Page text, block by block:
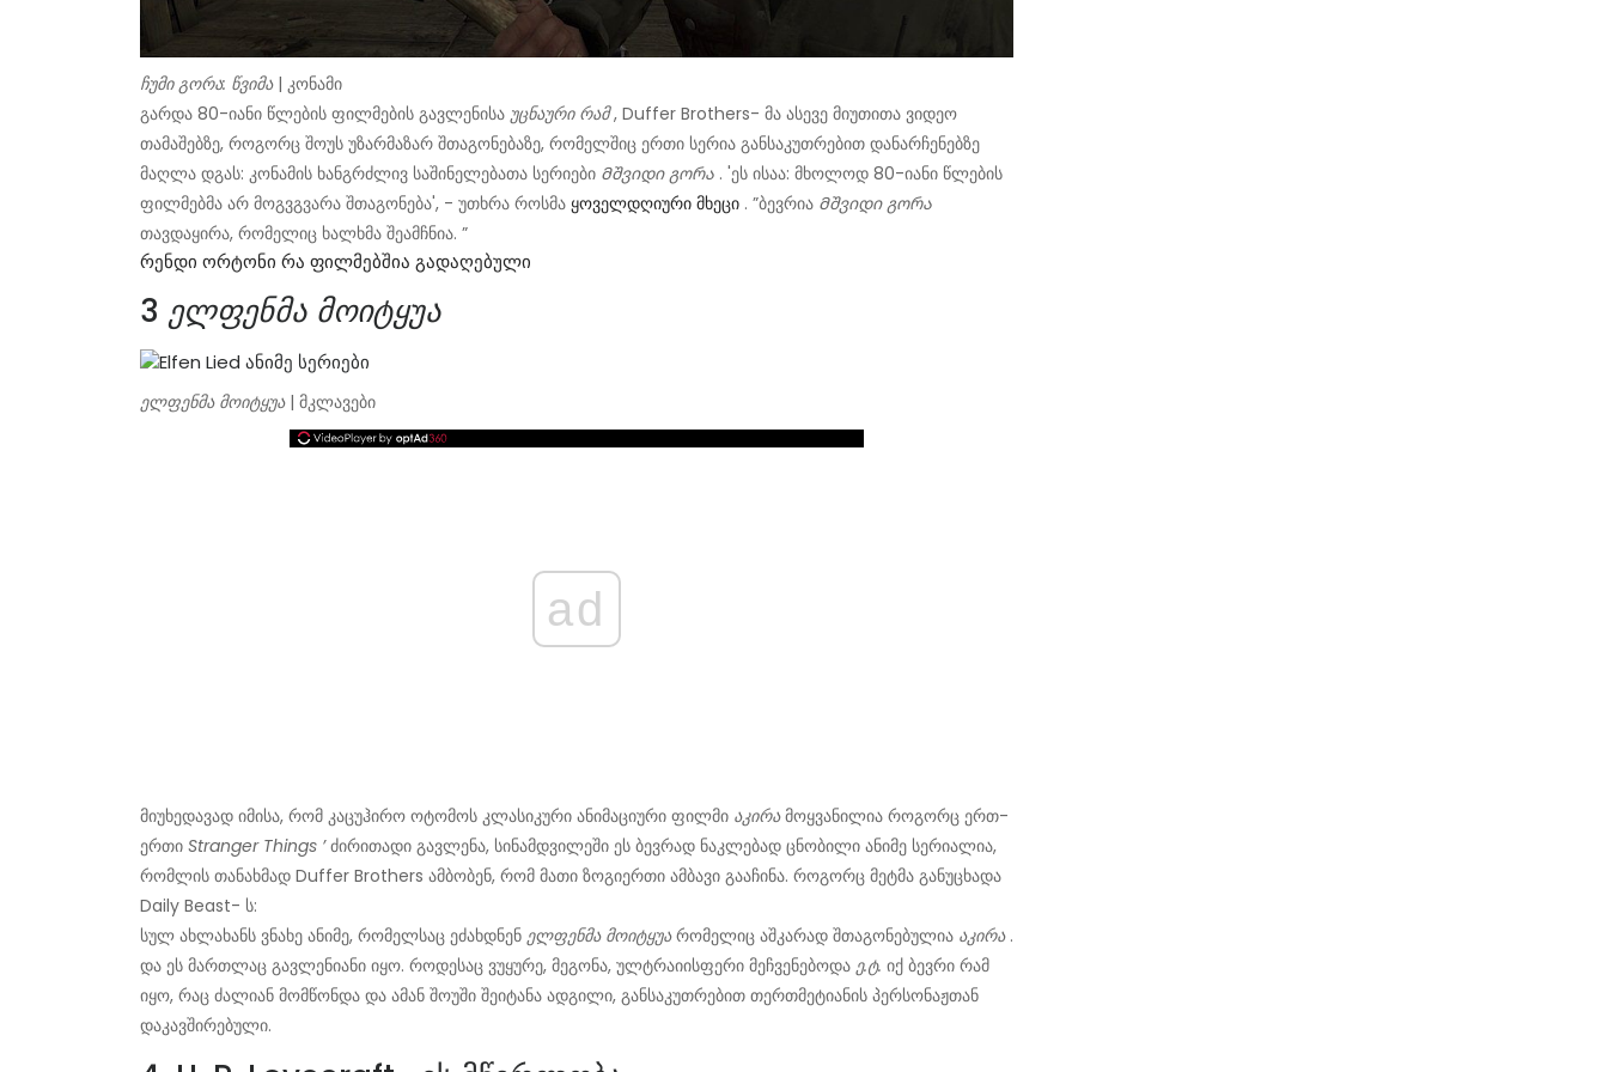
ჩუმი გორა: წვიმა| კონამი
გარდა 80-იანი წლების ფილმების გავლენისა უცნაური რამ, Duffer Brothers- მა ასევე მიუთითა ვიდეო
თამაშებზე, როგორც შოუს უზარმაზარ შთაგონებაზე, რომელშიც ერთი სერია განსაკუთრებით დანარჩენებზე
მაღლა დგას: კონამის ხანგრძლივ საშინელებათა სერიები Მშვიდი გორა . 'ეს ისაა: მხოლოდ 80-იანი წლების
ფილმებმა არ მოგვგვარა შთაგონება', - უთხრა როსმა ყოველდღიური მხეცი . ”ბევრია Მშვიდი გორა
თავდაყირა, რომელიც ხალხმა შეამჩნია. ”
Რენდი Ორტონი Რა Ფილმებშია Გადაღებული
3 ელფენმა მოიტყუა
ელფენმა მოიტყუა| მკლავები
ad
მიუხედავად იმისა, რომ კაცუჰირო ოტომოს კლასიკური ანიმაციური ფილმი აკირამოყვანილია როგორც ერთ-
ერთი Stranger Things ’ძირითადი გავლენა, სინამდვილეში ეს ბევრად ნაკლებად ცნობილი ანიმე სერიალია,
რომლის თანახმად Duffer Brothers ამბობენ, რომ მათი ზოგიერთი ამბავი გააჩინა. როგორც მეტმა განუცხადა
Daily Beast- ს:
სულ ახლახანს ვნახე ანიმე, რომელსაც ეძახდნენ ელფენმა მოიტყუარომელიც აშკარად შთაგონებულია აკირა.
და ეს მართლაც გავლენიანი იყო. როდესაც ვუყურე, მეგონა, ულტრაიისფერი მეჩვენებოდა ე.ტ. იქ ბევრი რამ
იყო, რაც ძალიან მომწონდა და ამან შოუში შეიტანა ადგილი, განსაკუთრებით თერთმეტიანის პერსონაჟთან
დაკავშირებული.